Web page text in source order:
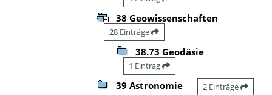
38 Geowissenschaften
28 Einträge
38.73 Geodäsie
1 Eintrag
39 Astronomie 2 Einträge